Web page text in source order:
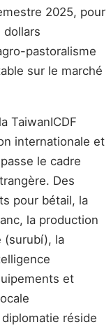
2025, pour
dollars
pastoralisme
sur le marché
TaiwanICDF
internationale et
le cadre
Des
pour bétail, la
la production
(surubí), la
et
réside